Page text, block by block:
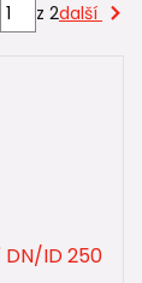
z 2další